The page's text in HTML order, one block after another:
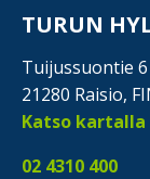
TURUN
Tuijussuontie 6
21280 Raisio,
Katso kartalla
02 4310 400